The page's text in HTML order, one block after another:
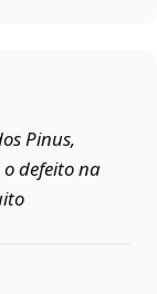
Pinus,
o defeito na